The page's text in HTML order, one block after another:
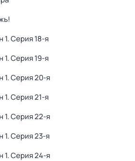
1. Серия 18-я
1. Серия 19-я
1. Серия 20-я
1. Серия 21-я
1. Серия 22-я
1. Серия 23-я
1. Серия 24-я